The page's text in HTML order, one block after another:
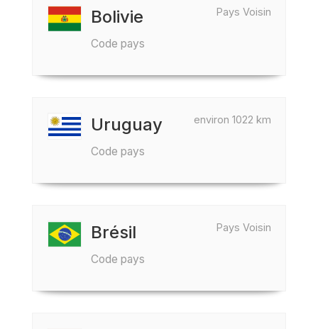
Pays Voisin
Bolivie
Code pays
environ 1022 km
Uruguay
Code pays
Pays Voisin
Brésil
Code pays